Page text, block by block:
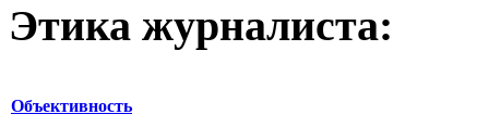
Этика журналиста:
Объективность